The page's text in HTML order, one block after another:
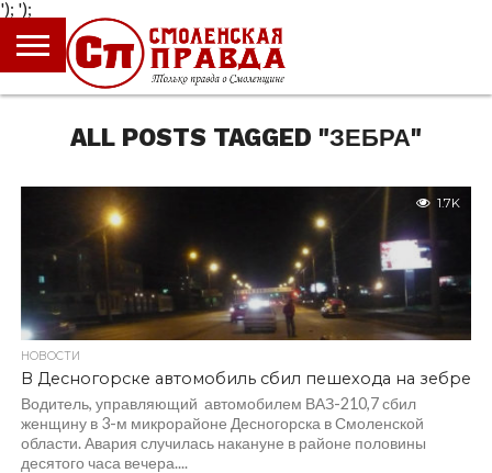
');
ГЛАВНАЯ
НОВОСТИ
ПРОИСШЕСТВИЯ
ПОЛИТИКА
КУЛЬТУРА
ЭКОНОМИКА
ОБЩЕСТВО
БЛОГИ
ALL POSTS TAGGED "ЗЕБРА"
1.7K
НОВОСТИ
В Десногорске автомобиль сбил пешехода на зебре
Водитель, управляющий автомобилем ВАЗ-210,7 сбил
женщину в 3-м микрорайоне Десногорска в Смоленской
области. Авария случилась накануне в районе половины
десятого часа вечера....
');